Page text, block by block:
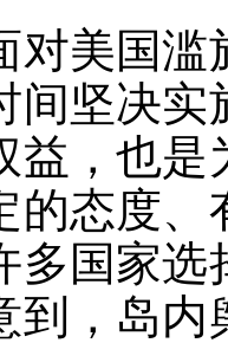
对美国滥
间坚决
益，也
的态度
多国家
到，岛